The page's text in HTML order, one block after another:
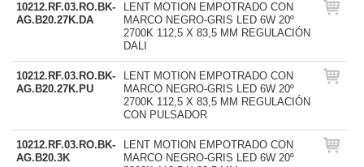
10212.RF.03.RO.BK-
AG.B20.27K.DA
LENT MOTION EMPOTRADO CON
MARCO NEGRO-GRIS LED 6W 20º
2700K 112,5 X 83,5 MM REGULACIÓN
DALI
10212.RF.03.RO.BK-
AG.B20.27K.PU
LENT MOTION EMPOTRADO CON
MARCO NEGRO-GRIS LED 6W 20º
2700K 112,5 X 83,5 MM REGULACIÓN
CON PULSADOR
10212.RF.03.RO.BK-
AG.B20.3K
LENT MOTION EMPOTRADO CON
MARCO NEGRO-GRIS LED 6W 20º